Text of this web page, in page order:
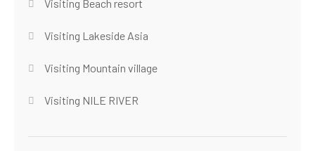
Visiting Beach resort
Visiting Lakeside Asia
Visiting Mountain village
Visiting NILE RIVER